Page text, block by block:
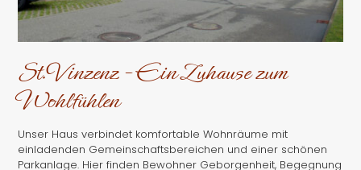
St.Vinzenz - Ein Zuhause zum
Wohlfühlen
Unser Haus verbindet komfortable Wohnräume mit
einladenden Gemeinschaftsbereichen und einer schönen
Parkanlage. Hier finden Bewohner Geborgenheit, Begegnung